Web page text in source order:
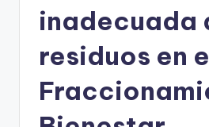
inadecuada
residuos en